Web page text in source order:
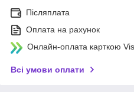
Післяплата
Оплата на рахунок
Онлайн-оплата карткою
Всі умови оплати